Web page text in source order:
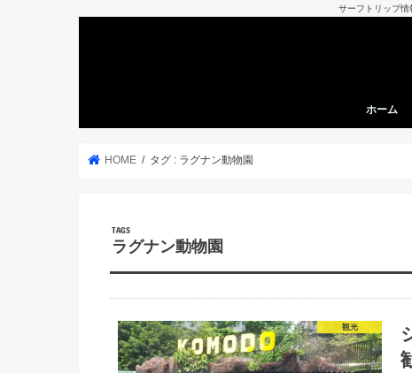
サーフトリップ
ホーム
HOME タグ : ラグナン動物園
ラグナン動物園
観光